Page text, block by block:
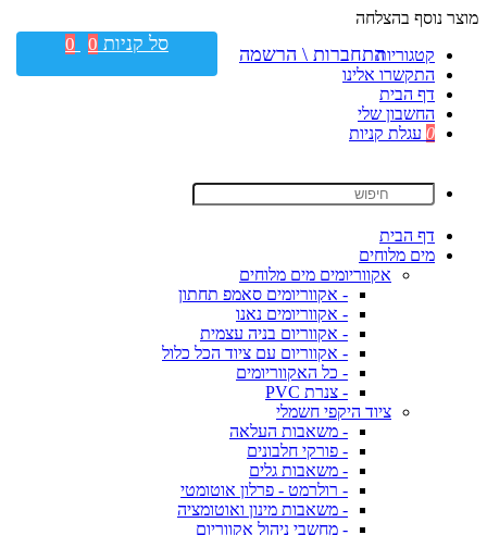
מוצר נוסף בהצלחה
קטגוריות
התקשרו אלינו
דף הבית
החשבון שלי
0 עגלת קניות
דף הבית
מים מלוחים
אקווריומים מים מלוחים
- אקווריומים סאמפ תחתון
- אקווריומים נאנו
- אקווריום בניה עצמית
- אקווריום עם ציוד הכל כלול
- כל האקווריומים
- צנרת PVC
ציוד היקפי חשמלי
- משאבות העלאה
- פורקי חלבונים
- משאבות גלים
- רולרמט - פרלון אוטומטי
- משאבות מינון ואוטומציה
- מחשבי ניהול אקווריום
התחברות \ הרשמה סל קניות 0
0